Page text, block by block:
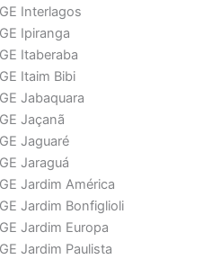
Interlagos
Ipiranga
Itaberaba
Itaim Bibi
Jabaquara
Jaçanã
Jaguaré
Jaraguá
Jardim América
Jardim Bonfiglioli
Jardim Europa
Jardim Paulista